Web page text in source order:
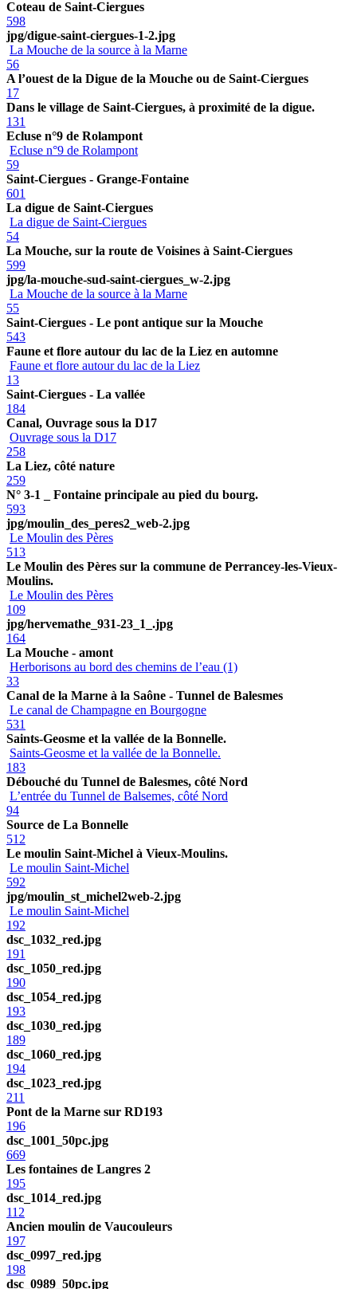
Coteau de Saint-Ciergues
598
jpg/digue-saint-ciergues-1-2.jpg
La Mouche de la source à la Marne
56
A l’ouest de la Digue de la Mouche ou de Saint-Ciergues
17
Dans le village de Saint-Ciergues, à proximité de la digue.
131
Ecluse n°9 de Rolampont
Ecluse n°9 de Rolampont
59
Saint-Ciergues - Grange-Fontaine
601
La digue de Saint-Ciergues
La digue de Saint-Ciergues
54
La Mouche, sur la route de Voisines à Saint-Ciergues
599
jpg/la-mouche-sud-saint-ciergues_w-2.jpg
La Mouche de la source à la Marne
55
Saint-Ciergues - Le pont antique sur la Mouche
543
Faune et flore autour du lac de la Liez en automne
Faune et flore autour du lac de la Liez
13
Saint-Ciergues - La vallée
184
Canal, Ouvrage sous la D17
Ouvrage sous la D17
258
La Liez, côté nature
259
N° 3-1 _ Fontaine principale au pied du bourg.
593
jpg/moulin_des_peres2_web-2.jpg
Le Moulin des Pères
513
Le Moulin des Pères sur la commune de Perrancey-les-Vieux-
Moulins.
Le Moulin des Pères
109
jpg/hervemathe_931-23_1_.jpg
164
La Mouche - amont
Herborisons au bord des chemins de l’eau (1)
33
Canal de la Marne à la Saône - Tunnel de Balesmes
Le canal de Champagne en Bourgogne
531
Saints-Geosme et la vallée de la Bonnelle.
Saints-Geosme et la vallée de la Bonnelle.
183
Débouché du Tunnel de Balesmes, côté Nord
L’entrée du Tunnel de Balsemes, côté Nord
94
Source de La Bonnelle
512
Le moulin Saint-Michel à Vieux-Moulins.
Le moulin Saint-Michel
592
jpg/moulin_st_michel2web-2.jpg
Le moulin Saint-Michel
192
dsc_1032_red.jpg
191
dsc_1050_red.jpg
190
dsc_1054_red.jpg
193
dsc_1030_red.jpg
189
dsc_1060_red.jpg
194
dsc_1023_red.jpg
211
Pont de la Marne sur RD193
196
dsc_1001_50pc.jpg
669
Les fontaines de Langres 2
195
dsc_1014_red.jpg
112
Ancien moulin de Vaucouleurs
197
dsc_0997_red.jpg
198
dsc_0989_50pc.jpg